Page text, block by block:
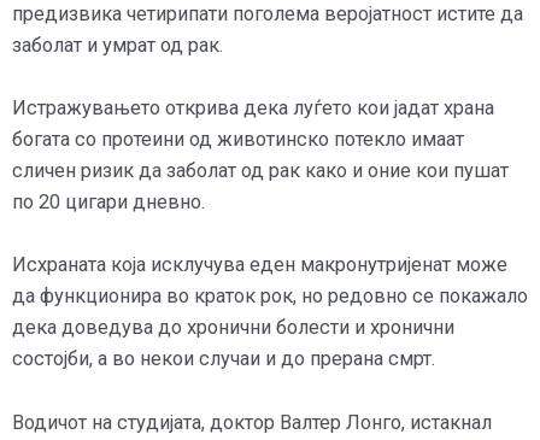
предизвика четирипати поголема веројатност истите да
заболат и умрат од рак.
Истражувањето открива дека луѓето кои јадат храна
богата со протеини од животинско потекло имаат
сличен ризик да заболат од рак како и оние кои пушат
по 20 цигари дневно.
Исхраната која исклучува еден макронутријенат може
да функционира во краток рок, но редовно се покажало
дека доведува до хронични болести и хронични
состојби, а во некои случаи и до прерана смрт.
Водичот на студијата, доктор Валтер Лонго, истакнал